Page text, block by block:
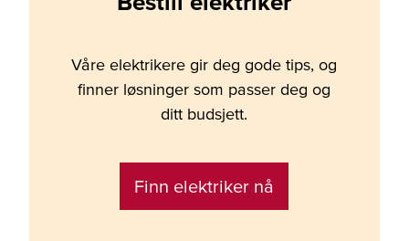
Våre elektrikere gir deg gode tips, og
finner løsninger som passer deg og
ditt budsjett.
Finn elektriker nå